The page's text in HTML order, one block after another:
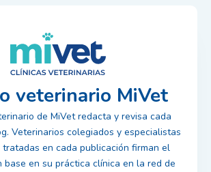
veterinario MiVet
de MiVet redacta y revisa cada
Veterinarios colegiados y especialistas
en cada publicación firman el
base en su práctica clínica en la red de